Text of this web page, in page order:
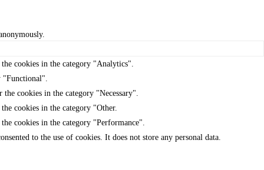
cookies in the category "Analytics".
"Functional".
cookies in the category "Necessary".
cookies in the category "Other.
cookies in the category "Performance".
to the use of cookies. It does not store any personal data.